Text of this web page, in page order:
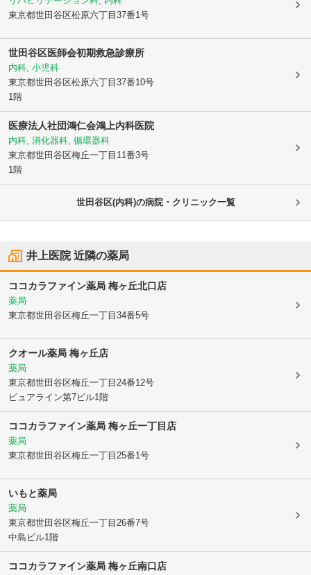
東京都世田谷区松原六丁目37番1号
世田谷区医師会初期救急診療所
内科, 小児科
東京都世田谷区松原六丁目37番10号
1階
医療法人社団鴻仁会鴻上内科医院
内科, 消化器科, 循環器科
東京都世田谷区梅丘一丁目11番3号
1階
世田谷区(内科)の病院・クリニック一覧
井上医院近隣の薬局
ココカラファイン薬局 梅ヶ丘北口店
薬局
東京都世田谷区梅丘一丁目34番5号
クオール薬局 梅ヶ丘店
薬局
東京都世田谷区梅丘一丁目24番12号
ピュアライン第7ビル1階
ココカラファイン薬局 梅ヶ丘一丁目店
薬局
東京都世田谷区梅丘一丁目25番1号
いもと薬局
薬局
東京都世田谷区梅丘一丁目26番7号
中島ビル1階
ココカラファイン薬局 梅ヶ丘南口店